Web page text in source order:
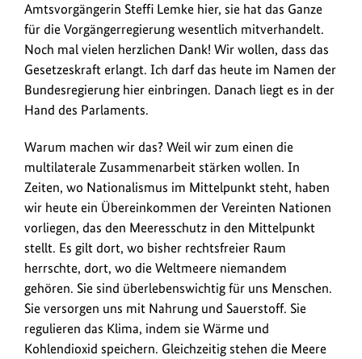
ein
wesentlicher
Meilenstein
zur
Sicherung
natürlichen
Lebensgrundlagen,
insbesondere
Ozeane.
Amtsvorgängerin Steffi Lemke hier, sie hat das Ganze
für die Vorgängerregierung wesentlich mitverhandelt.
Noch mal vielen herzlichen Dank! Wir wollen, dass das
Gesetzeskraft erlangt. Ich darf das heute im Namen der
Bundesregierung hier einbringen. Danach liegt es in der
Hand des Parlaments.
Warum machen wir das? Weil wir zum einen die
multilaterale Zusammenarbeit stärken wollen. In
Zeiten, wo Nationalismus im Mittelpunkt steht, haben
wir heute ein Übereinkommen der Vereinten Nationen
vorliegen, das den Meeresschutz in den Mittelpunkt
stellt. Es gilt dort, wo bisher rechtsfreier Raum
herrschte, dort, wo die Weltmeere niemandem
gehören. Sie sind überlebenswichtig für uns Menschen.
Sie versorgen uns mit Nahrung und Sauerstoff. Sie
regulieren das Klima, indem sie Wärme und
Kohlendioxid speichern. Gleichzeitig stehen die Meere